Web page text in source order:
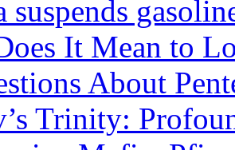
suspends
It Mean to
About
Trinity: